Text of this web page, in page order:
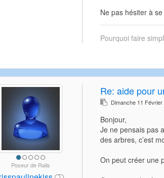
Ne pas hésiter à
Pourquoi faire
Poseur de Rails
Re: aide pour
Dimanche 11
Bonjour,
Je ne pensais pas
des arbres, c’est
On peut créer une